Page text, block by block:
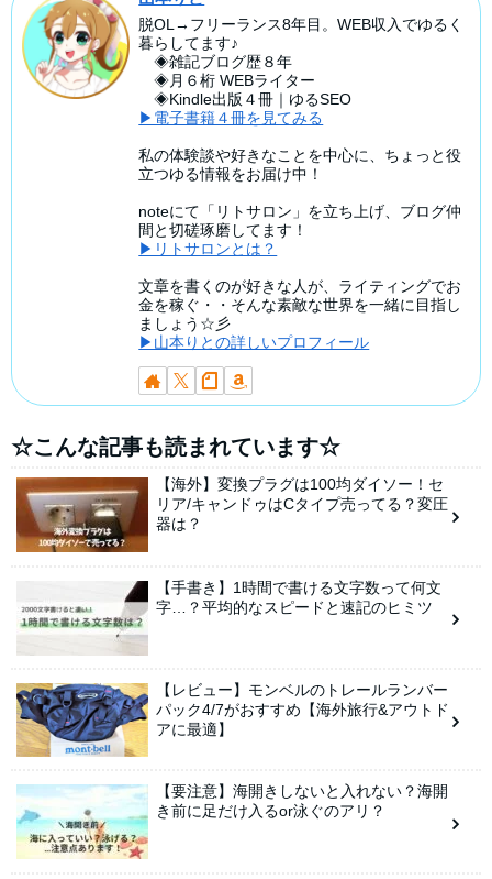
脱OL→フリーランス8年目。WEB収入でゆるく
暮らしてます♪
◈雑記ブログ歴８年
◈月６桁 WEBライター
◈Kindle出版４冊｜ゆるSEO
▶電子書籍４冊を見てみる
私の体験談や好きなことを中心に、ちょっと役
立つゆる情報をお届け中！
noteにて「リトサロン」を立ち上げ、ブログ仲
間と切磋琢磨してます！
▶リトサロンとは？
文章を書くのが好きな人が、ライティングでお
金を稼ぐ・・そんな素敵な世界を一緒に目指し
ましょう☆彡
▶山本りとの詳しいプロフィール
☆こんな記事も読まれています☆
【海外】変換プラグは100均ダイソー！セ
リア/キャンドゥはCタイプ売ってる？変圧
器は？
【手書き】1時間で書ける文字数って何文
字…？平均的なスピードと速記のヒミツ
【レビュー】モンベルのトレールランバー
パック4/7がおすすめ【海外旅行&アウトド
アに最適】
【要注意】海開きしないと入れない？海開
き前に足だけ入るor泳ぐのアリ？